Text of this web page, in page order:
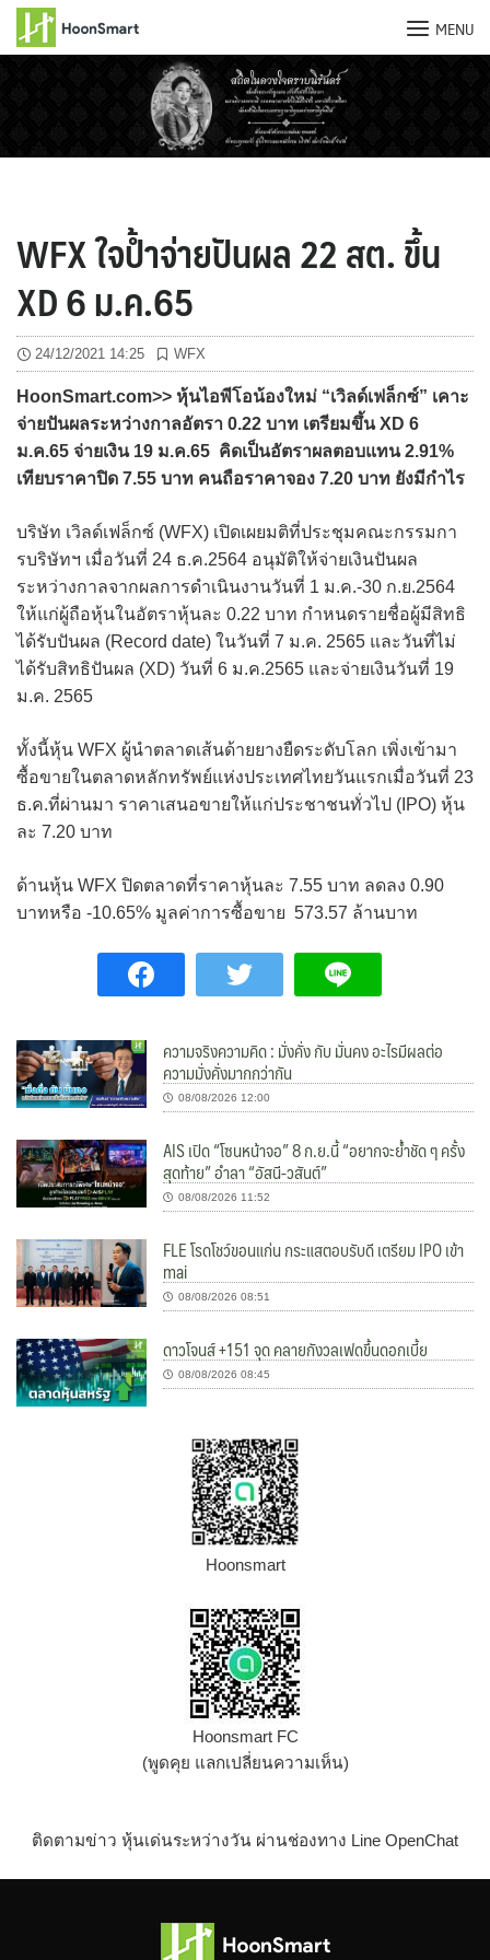
MENU
WFX ใจป้ำจ่ายปันผล 22 สต. ขึ้น
XD 6 ม.ค.65
24/12/2021 14:25 WFX
HoonSmart.com>> หุ้นไอพีโอน้องใหม่ “เวิลด์เฟล็กซ์” เคาะ
จ่ายปันผลระหว่างกาลอัตรา 0.22 บาท เตรียมขึ้น XD 6
ม.ค.65 จ่ายเงิน 19 ม.ค.65 คิดเป็นอัตราผลตอบแทน 2.91%
เทียบราคาปิด 7.55 บาท คนถือราคาจอง 7.20 บาท ยังมีกำไร
บริษัท เวิลด์เฟล็กซ์ (WFX) เปิดเผยมติที่ประชุมคณะกรรมกา
รบริษัทฯ เมื่อวันที่ 24 ธ.ค.2564 อนุมัติให้จ่ายเงินปันผล
ระหว่างกาลจากผลการดำเนินงานวันที่ 1 ม.ค.-30 ก.ย.2564
ให้แก่ผู้ถือหุ้นในอัตราหุ้นละ 0.22 บาท กำหนดรายชื่อผู้มีสิทธิ
ได้รับปันผล (Record date) ในวันที่ 7 ม.ค. 2565 และวันที่ไม่
ได้รับสิทธิปันผล (XD) วันที่ 6 ม.ค.2565 และจ่ายเงินวันที่ 19
ม.ค. 2565
ทั้งนี้หุ้น WFX ผู้นำตลาดเส้นด้ายยางยืดระดับโลก เพิ่งเข้ามา
ซื้อขายในตลาดหลักทรัพย์แห่งประเทศไทยวันแรกเมื่อวันที่ 23
ธ.ค.ที่ผ่านมา ราคาเสนอขายให้แก่ประชาชนทั่วไป (IPO) หุ้น
ละ 7.20 บาท
ด้านหุ้น WFX ปิดตลาดที่ราคาหุ้นละ 7.55 บาท ลดลง 0.90
บาทหรือ -10.65% มูลค่าการซื้อขาย 573.57 ล้านบาท
ความจริงความคิด : มั่งคั่ง กับ มั่นคง อะไรมีผลต่อ
ความมั่งคั่งมากกว่ากัน
08/08/2026 12:00
AIS เปิด “โซนหน้าจอ” 8 ก.ย.นี้ “อยากจะย้ำชัด ๆ ครั้ง
สุดท้าย” อำลา “อัสนี-วสันต์”
08/08/2026 11:52
FLE โรดโชว์ขอนแก่น กระแสตอบรับดี เตรียม IPO เข้า
mai
08/08/2026 08:51
ดาวโจนส์ +151 จุด คลายกังวลเฟดขึ้นดอกเบี้ย
08/08/2026 08:45
Hoonsmart
Hoonsmart FC
(พูดคุย แลกเปลี่ยนความเห็น)
ติดตามข่าว หุ้นเด่นระหว่างวัน ผ่านช่องทาง Line OpenChat